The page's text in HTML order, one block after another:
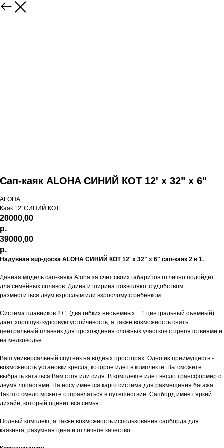
Сап-каяк ALOHA СИНИЙ КОТ 12' x 32" x 6"
ALOHA
Каяк 12' СИНИЙ КОТ
20000,00
р.
39000,00
р.
Надувная sup-доска ALOHA СИНИЙ КОТ 12' x 32" x 6" сап-каяк 2 в 1.
Данная модель сап-каяка Aloha за счет своих габаритов отлично подойдет
для семейных сплавов. Длина и ширина позволяют с удобством
разместиться двум взрослым или взрослому с ребенком.
Система плавников 2+1 (два гибких несъемных + 1 центральный съемный)
дает хорошую курсовую устойчивость, а также возможность снять
центральный плавник для прохождения сложных участков с препятствиями и
на мелководье.
Ваш универсальный спутник на водных просторах. Одно из преимуществ -
возможность установки кресла, которое идет в комплекте. Вы сможете
выбрать кататься Вам стоя или сидя. В комплекте идет весло трансформер с
двумя лопастями. На носу имеется карго система для размещения багажа.
Так что смело можете отправляться в путешествие. Сапборд имеет яркий
дизайн, который оценит вся семья.
Полный комплект, а также возможность использования сапборда для
каякинга, разумная цена и отличное качество.